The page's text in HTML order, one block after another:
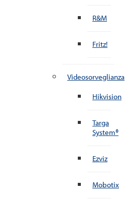
R&M
Fritz!
Videosorveglianza
Hikvision
Targa
System®
Ezviz
Mobotix